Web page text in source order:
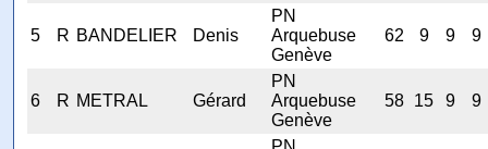
5 R BANDELIER Denis
PN
Arquebuse
Genève
62 9 9 9
6 R METRAL Gérard
PN
Arquebuse
Genève
58 15 9 9